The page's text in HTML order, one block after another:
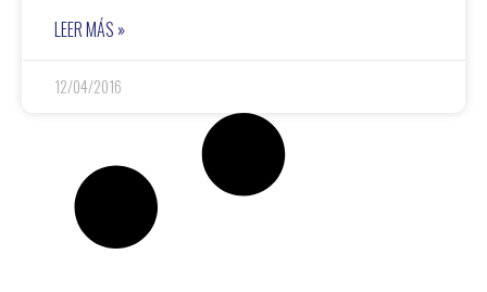
LEER MÁS »
12/04/2016